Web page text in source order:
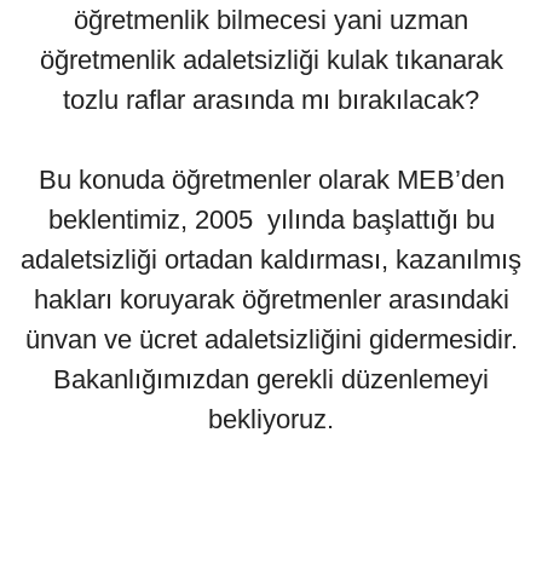
öğretmenlik bilmecesi yani uzman
öğretmenlik adaletsizliği kulak tıkanarak
tozlu raflar arasında mı bırakılacak?
Bu konuda öğretmenler olarak MEB’den
beklentimiz, 2005 yılında başlattığı bu
adaletsizliği ortadan kaldırması, kazanılmış
hakları koruyarak öğretmenler arasındaki
ünvan ve ücret adaletsizliğini gidermesidir.
Bakanlığımızdan gerekli düzenlemeyi
bekliyoruz.